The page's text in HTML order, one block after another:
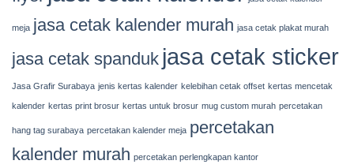
meja jasa cetak kalender murah jasa cetak plakat murah
jasa cetak spanduk jasa cetak sticker
Jasa Grafir Surabaya jenis kertas kalender kelebihan cetak offset kertas mencetak
kalender kertas print brosur kertas untuk brosur mug custom murah percetakan
hang tag surabaya percetakan kalender meja percetakan
kalender murah percetakan perlengkapan kantor